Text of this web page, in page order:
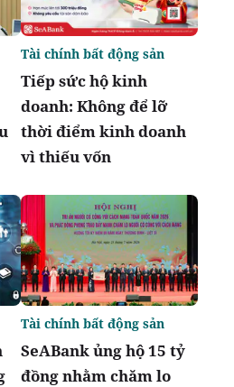
Tiếp sức hộ kinh
doanh: Không để lỡ
thời điểm kinh doanh
vì thiếu vốn
Tài chính bất động sản
SeABank ủng hộ 15 tỷ
đồng nhằm chăm lo
Tài chính bất động sản